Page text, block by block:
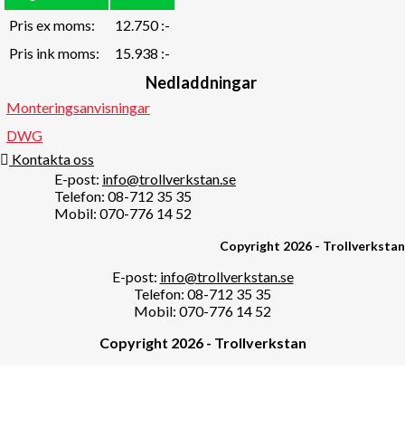
Pris ex moms:
12.750 :-
Pris ink moms:
15.938 :-
Nedladdningar
Monteringsanvisningar
DWG
Kontakta oss
E-post: info@trollverkstan.se
Telefon: 08-712 35 35
Mobil: 070-776 14 52
Copyright 2026 - Trollverkstan
E-post: info@trollverkstan.se
Telefon: 08-712 35 35
Mobil: 070-776 14 52
Copyright 2026 - Trollverkstan